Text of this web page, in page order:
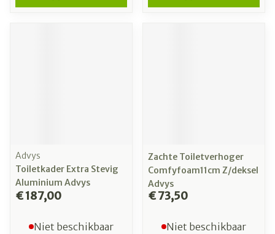
Advys
Toiletkader Extra Stevig
Aluminium Advys
€ 187,00
Niet beschikbaar
Zachte Toiletverhoger
Comfyfoam11cm Z/deksel
Advys
€ 73,50
Niet beschikbaar